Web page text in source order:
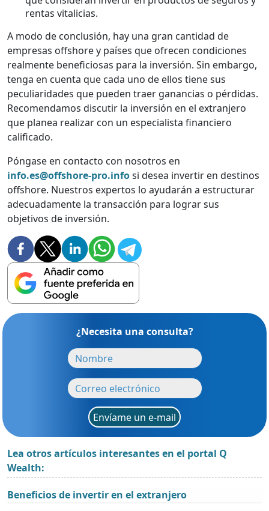
rentas vitalicias.
A modo de conclusión, hay una gran cantidad de
empresas offshore y países que ofrecen condiciones
realmente beneficiosas para la inversión. Sin embargo,
tenga en cuenta que cada uno de ellos tiene sus
peculiaridades que pueden traer ganancias o pérdidas.
Recomendamos discutir la inversión en el extranjero
que planea realizar con un especialista financiero
calificado.
Póngase en contacto con nosotros en
info.es@offshore-pro.infosi desea invertir en destinos
offshore. Nuestros expertos lo ayudarán a estructurar
adecuadamente la transacción para lograr sus
objetivos de inversión.
¿Necesita una consulta?
Envíame un e-mail
Lea otros artículos interesantes en el portal Q
Wealth:
Beneficios de invertir en el extranjero